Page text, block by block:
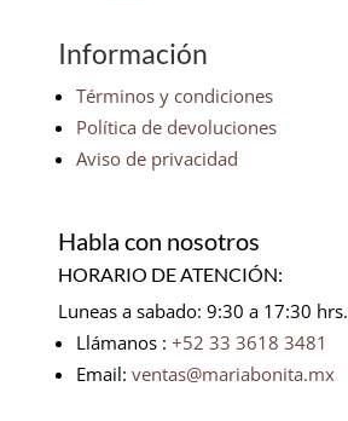
Información
Términos y condiciones
Política de devoluciones
Aviso de privacidad
Habla con nosotros
HORARIO DE ATENCIÓN:
Luneas a sabado: 9:30 a 17:30 hrs.
Llámanos : +52 33 3618 3481
Email: ventas@mariabonita.mx